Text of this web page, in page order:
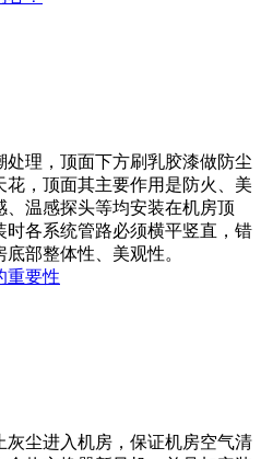
理，顶面下方刷乳胶漆做防尘
，顶面其主要作用是防火、美
温感探头等均安装在机房顶
各系统管路必须横平竖直，错
部整体性、美观性。
尘进入机房，保证机房空气清